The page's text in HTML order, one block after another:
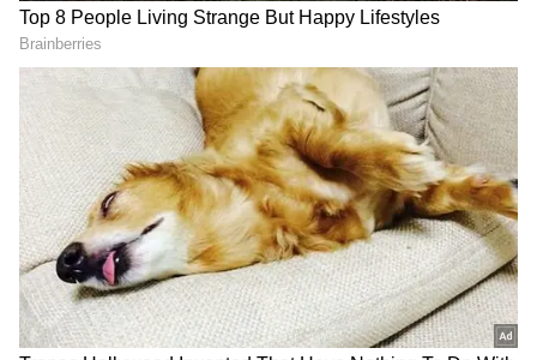
3
7